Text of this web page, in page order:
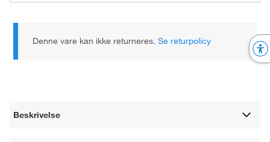
Denne vare kan ikke returneres.Se returpolicy
Beskrivelse